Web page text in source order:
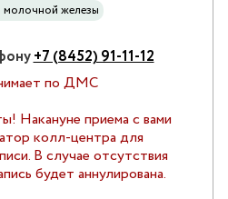
железы
+7 (8452) 91-11-12
по ДМС
Накануне приема с вами
колл-центра для
В случае отсутствия
будет аннулирована.